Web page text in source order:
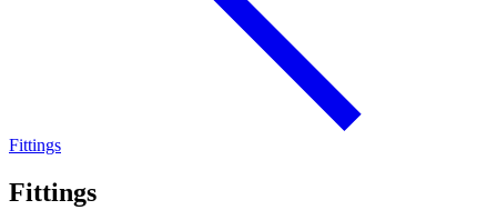
Fittings
Fittings